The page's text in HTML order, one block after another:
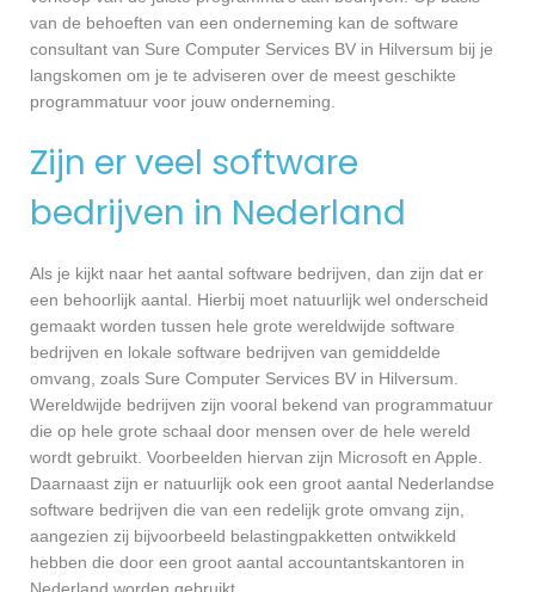
van de behoeften van een onderneming kan de software
consultant van Sure Computer Services BV in Hilversum bij je
langskomen om je te adviseren over de meest geschikte
programmatuur voor jouw onderneming.
Zijn er veel software
bedrijven in Nederland
Als je kijkt naar het aantal software bedrijven, dan zijn dat er
een behoorlijk aantal. Hierbij moet natuurlijk wel onderscheid
gemaakt worden tussen hele grote wereldwijde software
bedrijven en lokale software bedrijven van gemiddelde
omvang, zoals Sure Computer Services BV in Hilversum.
Wereldwijde bedrijven zijn vooral bekend van programmatuur
die op hele grote schaal door mensen over de hele wereld
wordt gebruikt. Voorbeelden hiervan zijn Microsoft en Apple.
Daarnaast zijn er natuurlijk ook een groot aantal Nederlandse
software bedrijven die van een redelijk grote omvang zijn,
aangezien zij bijvoorbeeld belastingpakketten ontwikkeld
hebben die door een groot aantal accountantskantoren in